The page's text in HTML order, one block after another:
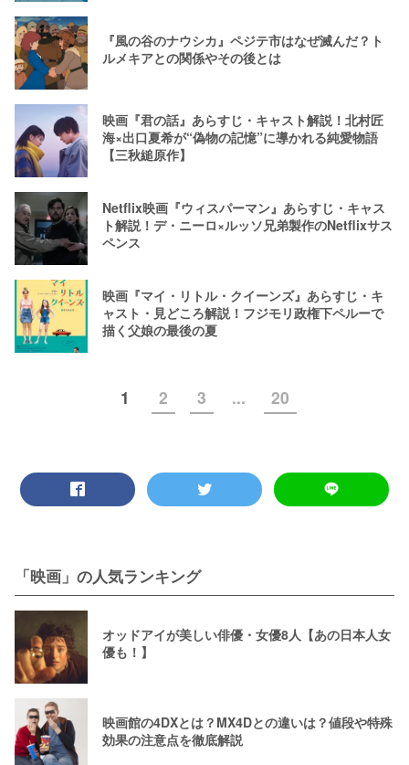
『風の谷のナウシカ』ペジテ市はなぜ滅んだ？ト
ルメキアとの関係やその後とは
映画『君の話』あらすじ・キャスト解説！北村匠
海×出口夏希が“偽物の記憶”に導かれる純愛物語
【三秋縋原作】
Netflix映画『ウィスパーマン』あらすじ・キャス
ト解説！デ・ニーロ×ルッソ兄弟製作のNetflixサス
ペンス
映画『マイ・リトル・クイーンズ』あらすじ・キ
ャスト・見どころ解説！フジモリ政権下ペルーで
描く父娘の最後の夏
1 2 3 ... 20
「映画」の人気ランキング
オッドアイが美しい俳優・女優8人【あの日本人女
優も！】
映画館の4DXとは？MX4Dとの違いは？値段や特殊
効果の注意点を徹底解説